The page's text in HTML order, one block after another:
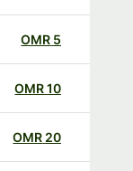
OMR
OMR
20
OMR